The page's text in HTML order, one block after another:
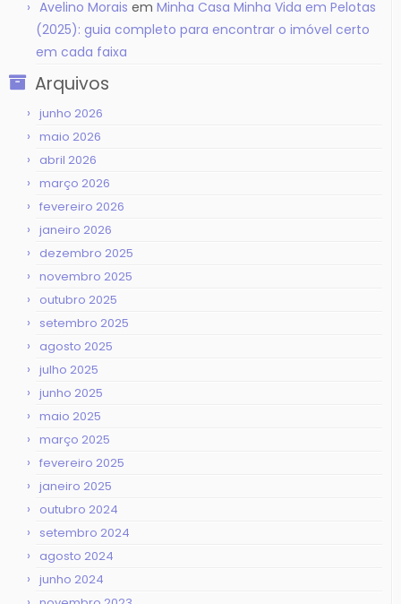
Avelino Morais em Minha Casa Minha Vida em Pelotas
(2025): guia completo para encontrar o imóvel certo
em cada faixa
Arquivos
junho 2026
maio 2026
abril 2026
março 2026
fevereiro 2026
janeiro 2026
dezembro 2025
novembro 2025
outubro 2025
setembro 2025
agosto 2025
julho 2025
junho 2025
maio 2025
março 2025
fevereiro 2025
janeiro 2025
outubro 2024
setembro 2024
agosto 2024
junho 2024